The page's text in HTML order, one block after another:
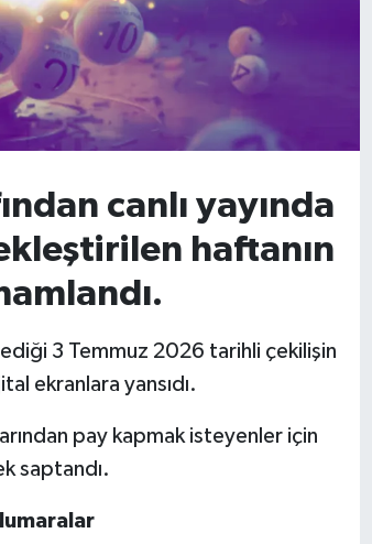
canlı yayında
haftanın
3 Temmuz 2026 tarihli çekilişin
ekranlara yansıdı.
pay kapmak isteyenler için
saptandı.